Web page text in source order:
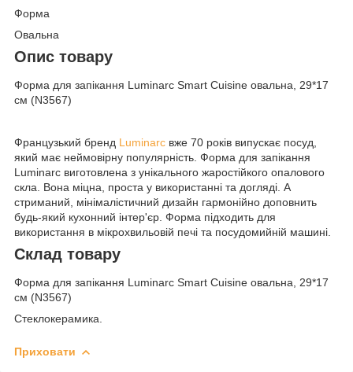
Форма
Овальна
Опис товару
Форма для запікання Luminarc Smart Cuisine овальна, 29*17
см (N3567)
Французький бренд Luminarc вже 70 років випускає посуд,
який має неймовірну популярність. Форма для запікання
Luminarc виготовлена з унікального жаростійкого опалового
скла. Вона міцна, проста у використанні та догляді. А
стриманий, мінімалістичний дизайн гармонійно доповнить
будь-який кухонний інтер'єр. Форма підходить для
використання в мікрохвильовій печі та посудомийній машині.
Склад товару
Форма для запікання Luminarc Smart Cuisine овальна, 29*17
см (N3567)
Стеклокерамика.
Приховати